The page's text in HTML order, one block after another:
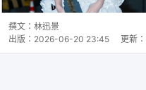
撰文： 林迅景
出版： 2026-06-20 23:45 更新：